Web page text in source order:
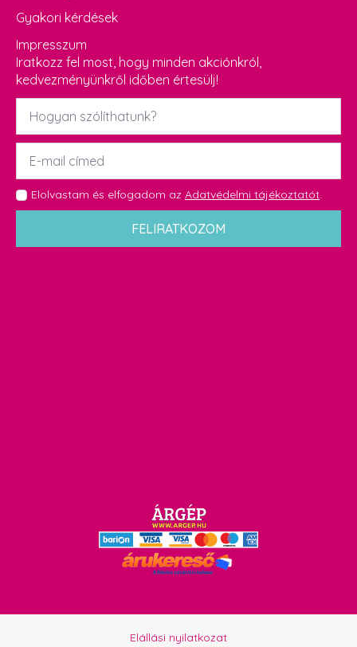
Gyakori kérdések
Impresszum
Iratkozz fel most, hogy minden akciónkról,
kedvezményünkről időben értesülj!
Név
Email
GDPR
*
Elolvastam és elfogadom az Adatvédelmi tájékoztatót.
FELIRATKOZOM
Elállási nyilatkozat